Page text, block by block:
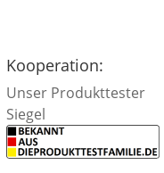
Kooperation:
Unser Produkttester
Siegel